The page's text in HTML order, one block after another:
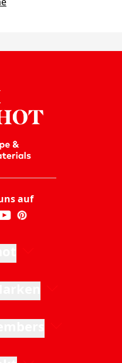
auf